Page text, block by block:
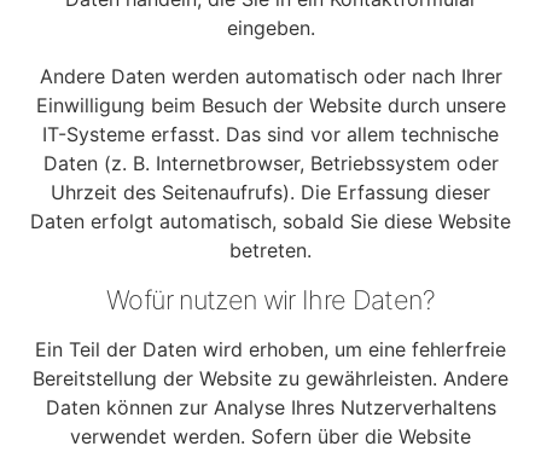
eingeben.
Andere Daten werden automatisch oder nach Ihrer
Einwilligung beim Besuch der Website durch unsere
IT-Systeme erfasst. Das sind vor allem technische
Daten (z. B. Internetbrowser, Betriebssystem oder
Uhrzeit des Seitenaufrufs). Die Erfassung dieser
Daten erfolgt automatisch, sobald Sie diese Website
betreten.
Wofür nutzen wir Ihre Daten?
Ein Teil der Daten wird erhoben, um eine fehlerfreie
Bereitstellung der Website zu gewährleisten. Andere
Daten können zur Analyse Ihres Nutzerverhaltens
verwendet werden. Sofern über die Website